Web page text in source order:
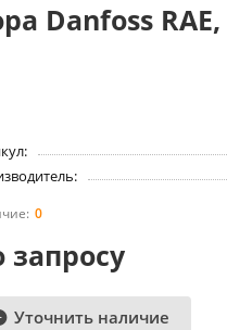
Danfoss RAE,
0
запросу
Уточнить наличие